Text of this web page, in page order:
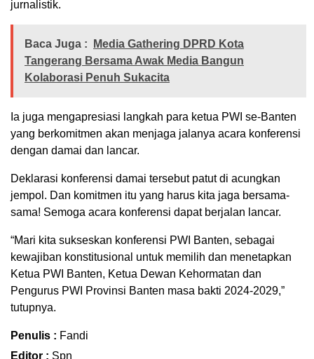
jurnalistik.
Baca Juga :
Media Gathering DPRD Kota
Tangerang Bersama Awak Media Bangun
Kolaborasi Penuh Sukacita
Ia juga mengapresiasi langkah para ketua PWI se-Banten
yang berkomitmen akan menjaga jalanya acara konferensi
dengan damai dan lancar.
Deklarasi konferensi damai tersebut patut di acungkan
jempol. Dan komitmen itu yang harus kita jaga bersama-
sama! Semoga acara konferensi dapat berjalan lancar.
“Mari kita sukseskan konferensi PWI Banten, sebagai
kewajiban konstitusional untuk memilih dan menetapkan
Ketua PWI Banten, Ketua Dewan Kehormatan dan
Pengurus PWI Provinsi Banten masa bakti 2024-2029,”
tutupnya.
Penulis : Fandi
Editor : Spn